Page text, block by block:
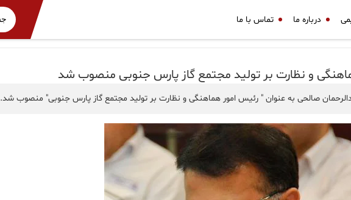
درباره ما تماس با ما
و نظارت بر تولید مجتمع گاز پارس جنوبی منصوب شد
صالحی به عنوان " رئیس امور هماهنگی و نظارت بر تولید مجتمع گاز پارس جنوبی" منصوب شد.